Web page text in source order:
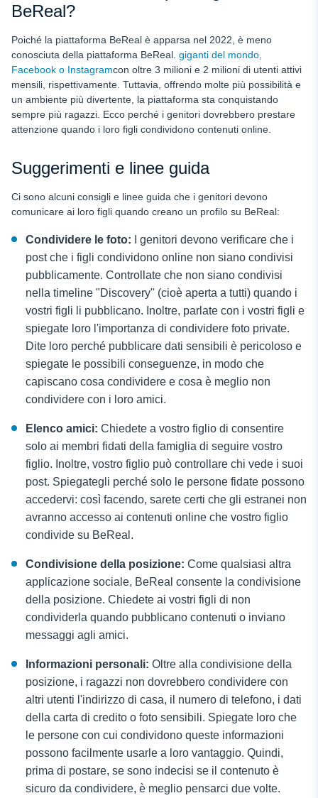
BeReal?
Poiché la piattaforma BeReal è apparsa nel 2022, è meno
conosciuta della piattaforma BeReal. giganti del mondo,
Facebook o Instagramcon oltre 3 milioni e 2 milioni di utenti attivi
mensili, rispettivamente. Tuttavia, offrendo molte più possibilità e
un ambiente più divertente, la piattaforma sta conquistando
sempre più ragazzi. Ecco perché i genitori dovrebbero prestare
attenzione quando i loro figli condividono contenuti online.
Suggerimenti e linee guida
Ci sono alcuni consigli e linee guida che i genitori devono
comunicare ai loro figli quando creano un profilo su BeReal:
Condividere le foto:
I genitori devono verificare che i
post che i figli condividono online non siano condivisi
pubblicamente. Controllate che non siano condivisi
nella timeline "Discovery" (cioè aperta a tutti) quando i
vostri figli li pubblicano. Inoltre, parlate con i vostri figli e
spiegate loro l'importanza di condividere foto private.
Dite loro perché pubblicare dati sensibili è pericoloso e
spiegate le possibili conseguenze, in modo che
capiscano cosa condividere e cosa è meglio non
condividere con i loro amici.
Elenco amici: Chiedete a vostro figlio di consentire
solo ai membri fidati della famiglia di seguire vostro
figlio. Inoltre, vostro figlio può controllare chi vede i suoi
post. Spiegategli perché solo le persone fidate possono
accedervi: così facendo, sarete certi che gli estranei non
avranno accesso ai contenuti online che vostro figlio
condivide su BeReal.
Condivisione della posizione: Come qualsiasi altra
applicazione sociale, BeReal consente la condivisione
della posizione. Chiedete ai vostri figli di non
condividerla quando pubblicano contenuti o inviano
messaggi agli amici.
Informazioni personali: Oltre alla condivisione della
posizione, i ragazzi non dovrebbero condividere con
altri utenti l'indirizzo di casa, il numero di telefono, i dati
della carta di credito o foto sensibili. Spiegate loro che
le persone con cui condividono queste informazioni
possono facilmente usarle a loro vantaggio. Quindi,
prima di postare, se sono indecisi se il contenuto è
sicuro da condividere, è meglio pensarci due volte.